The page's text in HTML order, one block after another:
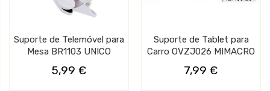
Suporte de Telemóvel para
Mesa BR1103 UNICO
5,99 €
Suporte de Tablet para
Carro OVZJ026 MIMACRO
7,99 €